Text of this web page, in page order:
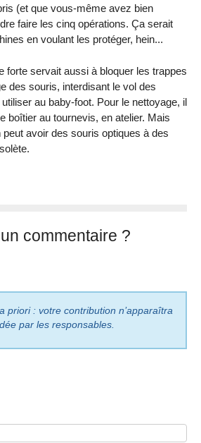
(et que vous-même avez bien
faire les cinq opérations. Ça serait
en voulant les protéger, hein...
forte servait aussi à bloquer les trappes
des souris, interdisant le vol des
au baby-foot. Pour le nettoyage, il
boîtier au tournevis, en atelier. Mais
avoir des souris optiques à des
commentaire ?
priori : votre contribution n’apparaîtra
par les responsables.